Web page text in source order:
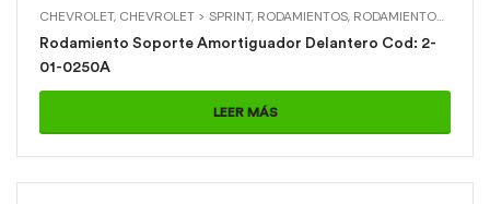
CHEVROLET, CHEVROLET > SPRINT, RODAMIENTOS, RODAMIENTOS > RODAMIENTO SOPORTE AMORTIGUADOR DELANTERO
Rodamiento Soporte Amortiguador Delantero Cod: 2-
01-0250A
LEER MÁS